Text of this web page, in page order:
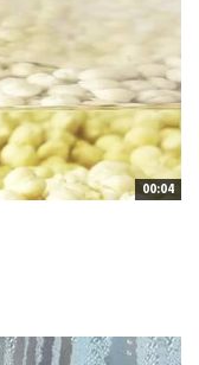
00:04